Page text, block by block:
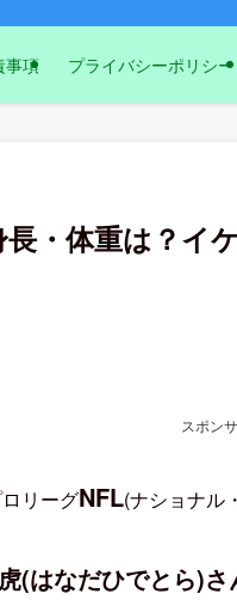
事項 プライバシーポリシー
・体重は？イ
スポン